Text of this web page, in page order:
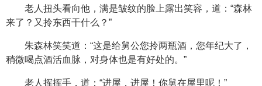
老人扭头看向他，满是皱纹的脸上露出笑容，道：“森林
来了？又拎东西干什么？”
朱森林笑笑道：“这是给舅公您拎两瓶酒，您年纪大了，
稍微喝点酒活血脉，对身体也是有好处的。”
老人挥挥手，道：“进屋，进屋！你舅在屋里呢！”